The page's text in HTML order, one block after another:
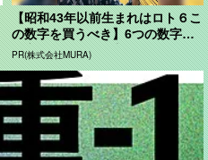
【昭和43年以前生まれはロト６こ
の数字を買うべき】6つの数字が
「完全一致」する方...
PR(株式会社MURA)